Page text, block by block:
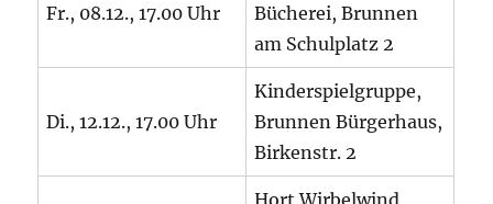
Fr., 08.12., 17.00 Uhr
Bücherei, Brunnen
am Schulplatz 2
Di., 12.12., 17.00 Uhr
Kinderspielgruppe,
Brunnen Bürgerhaus,
Birkenstr. 2
Hort Wirbelwind,